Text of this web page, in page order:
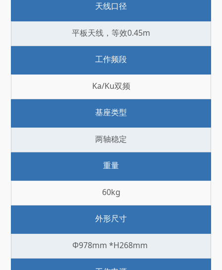
天线口径
平板天线，等效0.45m
工作频段
Ka/Ku双频
基座类型
两轴稳定
重量
60kg
外形尺寸
Φ978mm *H268mm